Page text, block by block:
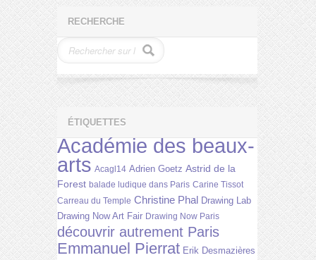
RECHERCHE
ÉTIQUETTES
Académie des beaux-
arts Acagl14 Adrien Goetz Astrid de la
Forest balade ludique dans Paris Carine Tissot
Carreau du Temple Christine Phal Drawing Lab
Drawing Now Art Fair Drawing Now Paris
découvrir autrement Paris
Emmanuel Pierrat Erik Desmazières